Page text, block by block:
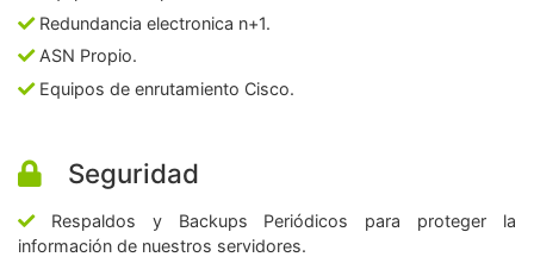
Redundancia electronica n+1.
ASN Propio.
Equipos de enrutamiento Cisco.
Seguridad
Respaldos y Backups Periódicos para proteger la
información de nuestros servidores.